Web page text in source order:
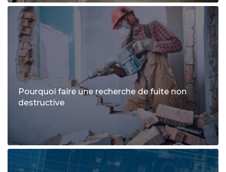
Pourquoi faire une recherche de fuite non
destructive